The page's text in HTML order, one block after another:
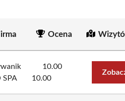
Ocena
SPA
10.00
10.00